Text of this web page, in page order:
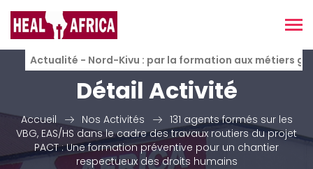
Actualité - Nord-Kivu : par la formation aux métiers
Détail Activité
Accueil Nos Activités
131 agents formés sur les
VBG, EAS/HS dans le cadre des travaux routiers du projet
PACT : Une formation préventive pour un chantier
respectueux des droits humains